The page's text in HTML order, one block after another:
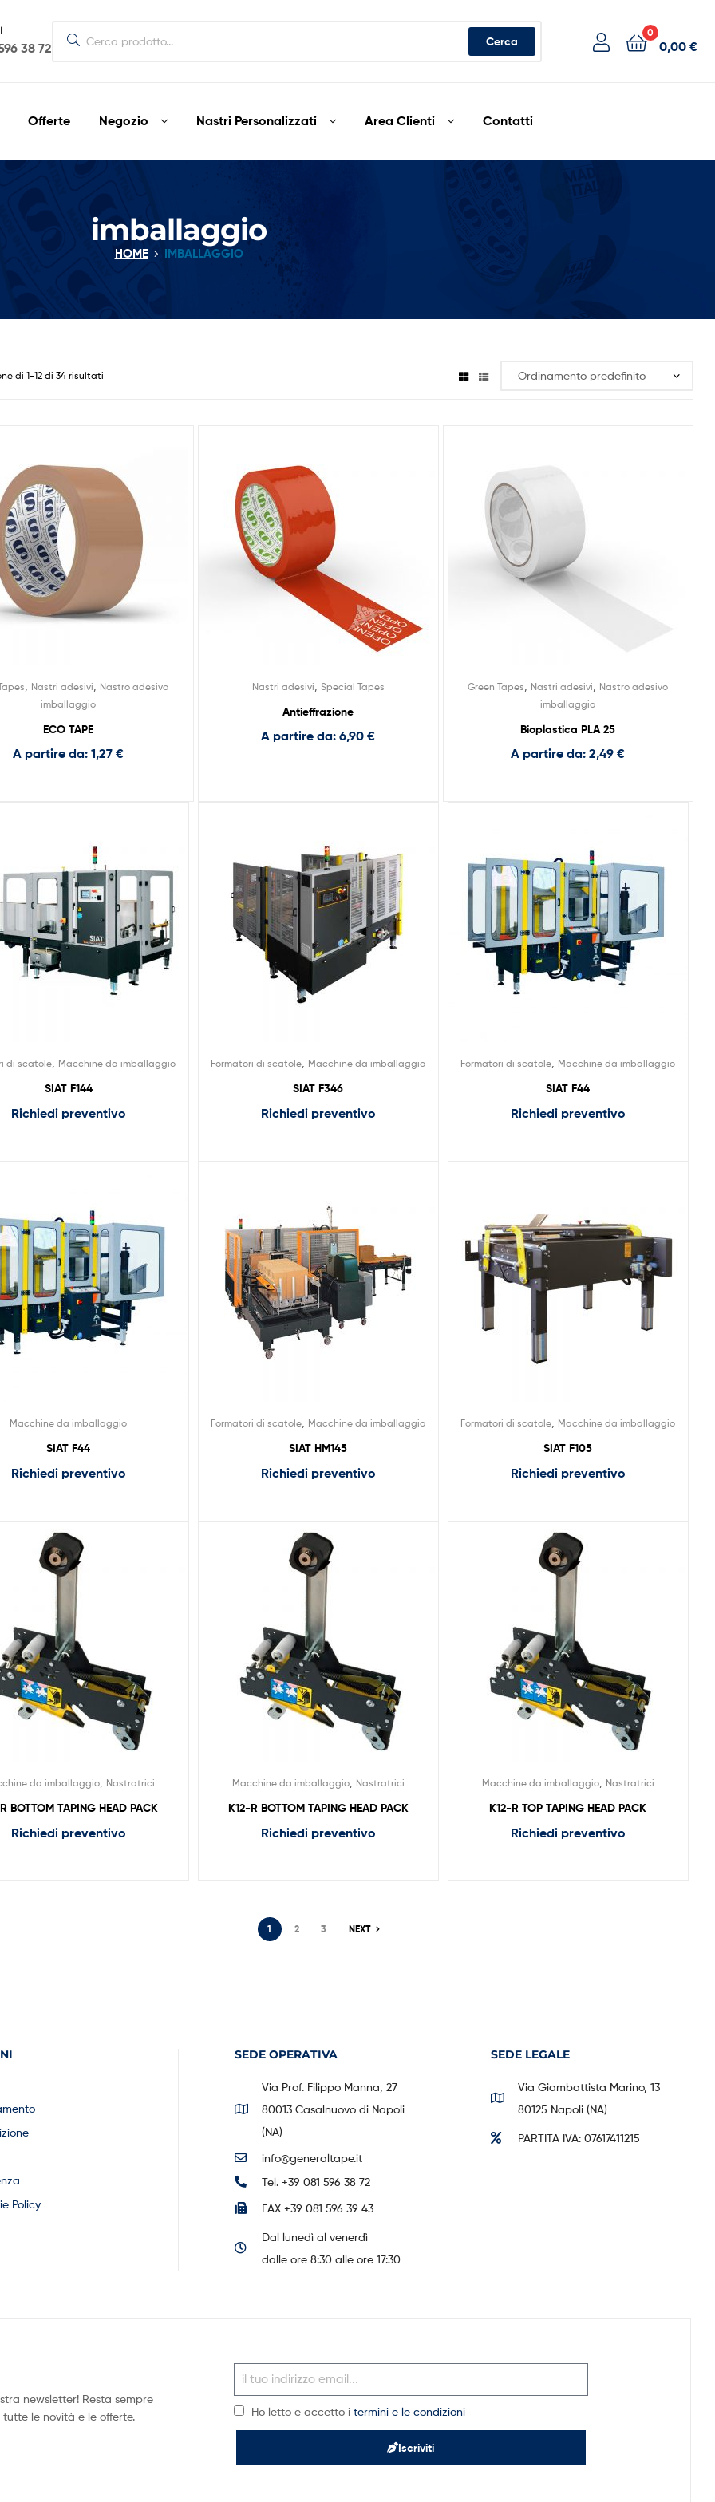
38 72 Cerca
0
0,00 €
Offerte Negozio Nastri Personalizzati Area Clienti Contatti
imballaggio
HOME IMBALLAGGIO
di 1-12 di 34 risultati
Nastri adesivi
Nastro adesivo
imballaggio
ECO TAPE
A partire da: 1,27€
Nastri adesivi Special Tapes
Antieffrazione
A partire da: 6,90€
Green Tapes Nastri adesivi
Nastro adesivo
imballaggio
Bioplastica PLA 25
A partire da: 2,49€
di scatole, Macchine da imballaggio
SIAT F144
Richiedi preventivo
Formatori di scatole, Macchine da imballaggio
SIAT F346
Richiedi preventivo
Formatori di scatole, Macchine da imballaggio
SIAT F44
Richiedi preventivo
Macchine da imballaggio
SIAT F44
Richiedi preventivo
Formatori di scatole Macchine da imballaggio
SIAT HM145
Richiedi preventivo
Formatori di scatole Macchine da imballaggio
SIAT F105
Richiedi preventivo
da imballaggio, Nastratrici
BOTTOM TAPING HEAD PACK
Richiedi preventivo
Macchine da imballaggio, Nastratrici
K12-R BOTTOM TAPING HEAD PACK
Richiedi preventivo
Macchine da imballaggio, Nastratrici
K12-R TOP TAPING HEAD PACK
Richiedi preventivo
1 2 3 NEXT
Policy
SEDE OPERATIVA
Via Prof. Filippo Manna, 27
80013 Casalnuovo di Napoli
(NA)
info@generaltape.it
Tel. +39 081 596 38 72
FAX +39 081 596 39 43
Dal lunedì al venerdì
dalle ore 8:30 alle ore 17:30
SEDE LEGALE
Via Giambattista Marino, 13
80125 Napoli (NA)
PARTITA IVA: 07617411215
newsletter! Resta sempre
le novità e le offerte.
Ho letto e accetto itermini e le condizioni
Iscriviti